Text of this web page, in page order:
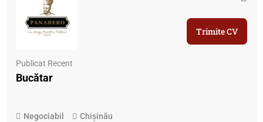
Publicat Recent
Bucătar
Negociabil Chișinău
Trimite CV